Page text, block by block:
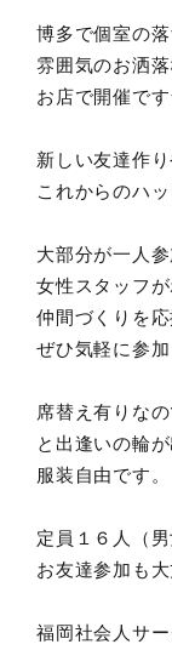
博多で個室の
雰囲気のお洒落
お店で開催で
新しい友達作
これからのハ
大部分が一人参
女性スタッフ
仲間づくりを応
ぜひ気軽に参加
席替え有りな
と出逢いの輪
服装自由です。
定員１６人（男
お友達参加も
福岡社会人サ